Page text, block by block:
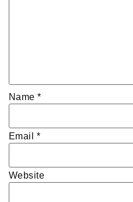
Name*
Email *
Website